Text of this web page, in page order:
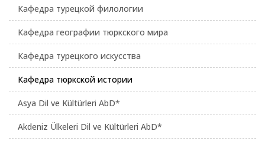
Кафедра турецкой филологии
Кафедра географии тюркского мира
Кафедра турецкого искусства
Кафедра тюркской истории
Asya Dil ve Kültürleri AbD*
Akdeniz Ülkeleri Dil ve Kültürleri AbD*